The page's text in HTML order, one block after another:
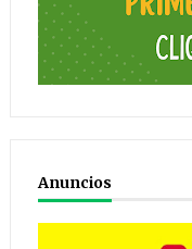
Anuncios